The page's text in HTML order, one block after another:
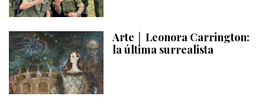
Arte │ Leonora Carrington:
la última surrealista